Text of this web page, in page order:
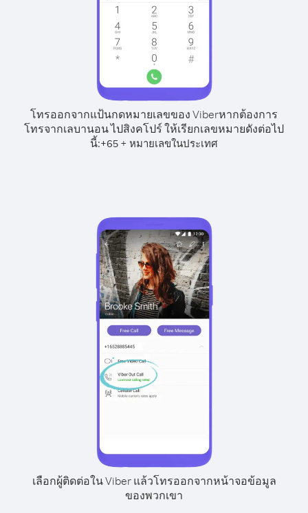
โทรออกจากแป้นกดหมายเลขของ Viberหากต้องการ
โทรจากเลบานอน ไปสิงคโปร์ ให้เรียกเลขหมายดังต่อไป
นี้:+65 + หมายเลขในประเทศ
เลือกผู้ติดต่อใน Viber แล้วโทรออกจากหน้าจอข้อมูล
ของพวกเขา